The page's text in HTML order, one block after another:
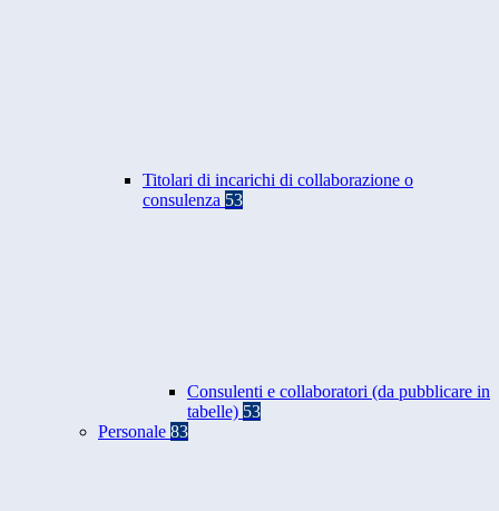
Titolari di incarichi di collaborazione o
consulenza 53
Consulenti e collaboratori (da pubblicare in
tabelle) 53
Personale 83